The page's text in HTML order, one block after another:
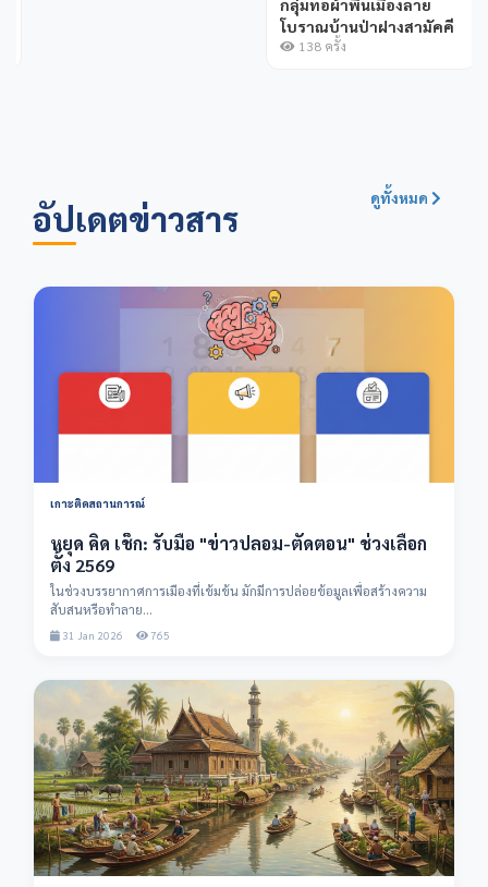
อัปเดตข่าวสาร ดูทั้งหมด
เกาะติดสถานการณ์
หยุด คิด เช็ก: รับมือ "ข่าวปลอม-ตัดตอน" ช่วงเลือก
ตั้ง 2569
ในช่วงบรรยากาศการเมืองที่เข้มข้น มักมีการปล่อยข้อมูลเพื่อสร้างความ
สับสนหรือทำลาย...
31 Jan 2026 765